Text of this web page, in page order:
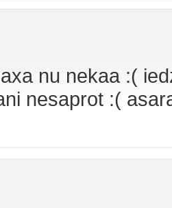
nu nekaa :(
nesaprot :(